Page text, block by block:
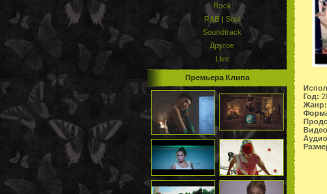
Rock
R&B | Soul
Soundtrack
Другое
Live
Премьера Клипа
Год:
Жанр: